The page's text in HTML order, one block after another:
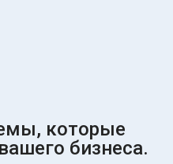
которые
бизнеса.